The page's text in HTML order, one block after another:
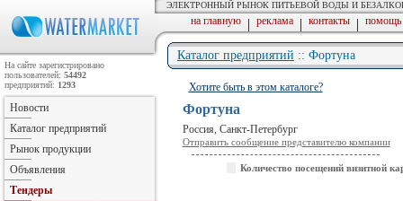
ЭЛЕКТРОННЫЙ РЫНОК ПИТЬЕВОЙ ВОДЫ И
на главную | реклама | контакты | помощь
Каталог предприятий :: Фортуна
Хотите быть в этом каталоге?
Фортуна
Россия, Санкт-Петербург
Отправить сообщение представителю компании
Количество посещений визитной
На сайте зарегистрировано
пользователей: 54492
предприятий: 1293
Новости
Каталог предприятий
Рынок продукции
Объявления
Тендеры